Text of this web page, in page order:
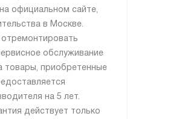
официальном сайте,
в Москве.
обслуживание
товары, приобретенные
на 5 лет.
действует только